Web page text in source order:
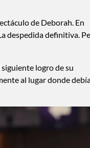
de Deborah. En
despedida definitiva.
logro de su
al lugar donde